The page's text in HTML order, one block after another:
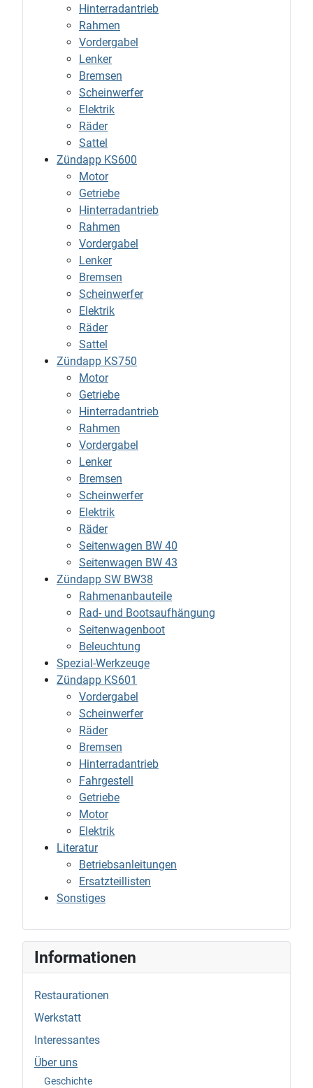
Hinterradantrieb
Rahmen
Vordergabel
Lenker
Bremsen
Scheinwerfer
Elektrik
Räder
Sattel
Zündapp KS600
Motor
Getriebe
Hinterradantrieb
Rahmen
Vordergabel
Lenker
Bremsen
Scheinwerfer
Elektrik
Räder
Sattel
Zündapp KS750
Motor
Getriebe
Hinterradantrieb
Rahmen
Vordergabel
Lenker
Bremsen
Scheinwerfer
Elektrik
Räder
Seitenwagen BW 40
Seitenwagen BW 43
Zündapp SW BW38
Rahmenanbauteile
Rad- und Bootsaufhängung
Seitenwagenboot
Beleuchtung
Spezial-Werkzeuge
Zündapp KS601
Vordergabel
Scheinwerfer
Räder
Bremsen
Hinterradantrieb
Fahrgestell
Getriebe
Motor
Elektrik
Literatur
Betriebsanleitungen
Ersatzteillisten
Sonstiges
Informationen
Restaurationen
Werkstatt
Interessantes
Über uns
Geschichte